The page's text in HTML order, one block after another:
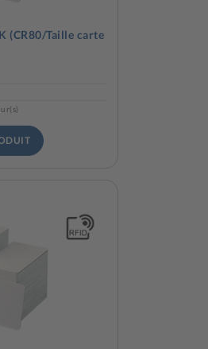
(CR80/Taille carte